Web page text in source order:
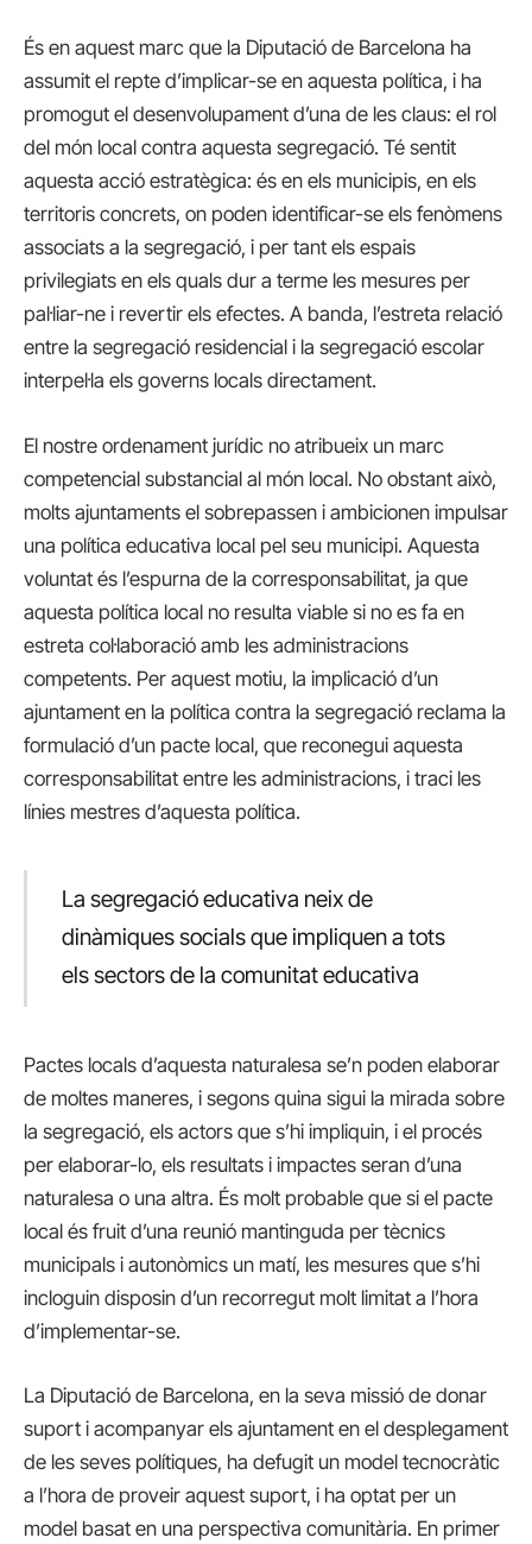
És en aquest marc que la Diputació de Barcelona ha
assumit el repte d’implicar-se en aquesta política, i ha
promogut el desenvolupament d’una de les claus: el rol
del món local contra aquesta segregació. Té sentit
aquesta acció estratègica: és en els municipis, en els
territoris concrets, on poden identificar-se els fenòmens
associats a la segregació, i per tant els espais
privilegiats en els quals dur a terme les mesures per
pal·liar-ne i revertir els efectes. A banda, l’estreta relació
entre la segregació residencial i la segregació escolar
interpel·la els governs locals directament.
El nostre ordenament jurídic no atribueix un marc
competencial substancial al món local. No obstant això,
molts ajuntaments el sobrepassen i ambicionen impulsar
una política educativa local pel seu municipi. Aquesta
voluntat és l’espurna de la corresponsabilitat, ja que
aquesta política local no resulta viable si no es fa en
estreta col·laboració amb les administracions
competents. Per aquest motiu, la implicació d’un
ajuntament en la política contra la segregació reclama la
formulació d’un pacte local, que reconegui aquesta
corresponsabilitat entre les administracions, i traci les
línies mestres d’aquesta política.
La segregació educativa neix de
dinàmiques socials que impliquen a tots
els sectors de la comunitat educativa
Pactes locals d’aquesta naturalesa se’n poden elaborar
de moltes maneres, i segons quina sigui la mirada sobre
la segregació, els actors que s’hi impliquin, i el procés
per elaborar-lo, els resultats i impactes seran d’una
naturalesa o una altra. És molt probable que si el pacte
local és fruit d’una reunió mantinguda per tècnics
municipals i autonòmics un matí, les mesures que s’hi
incloguin disposin d’un recorregut molt limitat a l’hora
d’implementar-se.
La Diputació de Barcelona, en la seva missió de donar
suport i acompanyar els ajuntament en el desplegament
de les seves polítiques, ha defugit un model tecnocràtic
a l’hora de proveir aquest suport, i ha optat per un
model basat en una perspectiva comunitària. En primer